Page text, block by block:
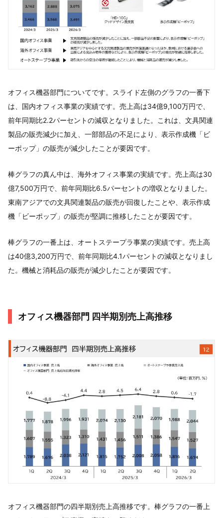
オフィス機器部門についてです。スライド左側のグラフの一番下
は、国内オフィス事業の実績です。売上高は34億9,100万円で、
前年同期比2.2パーセントの減収となりました。これは、文具関連
製品の販売減少に加え、一部部品の不足により、表示作成機「ビ
ーポップ」の販売が減少したことが要因です。
棒グラフの真ん中は、海外オフィス事業の実績です。売上高は30
億7,500万円で、前年同期比6.5パーセントの増収となりました。
東南アジアでの文具関連製品の販売が回復したことや、表示作成
機「ビーポップ」の販売が堅調に推移したことが要因です。
棒グラフの一番上は、オートステープラ事業の実績です。売上高
は40億3,200万円で、前年同期比4.1パーセントの減収となりまし
た。機械と消耗品の販売が減少したことが要因です。
オフィス機器部門 四半期別売上高推移
オフィス機器部門の四半期別売上高推移です。棒グラフの一番上